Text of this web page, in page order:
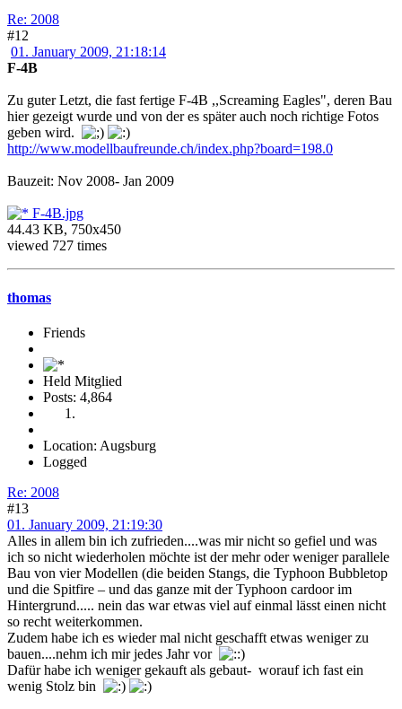
Re: 2008
#12
01. January 2009, 21:18:14
F-4B
Zu guter Letzt, die fast fertige F-4B ,,Screaming Eagles", deren Bau
hier gezeigt wurde und von der es später auch noch richtige Fotos
geben wird.
http://www.modellbaufreunde.ch/index.php?board=198.0
Bauzeit: Nov 2008- Jan 2009
F-4B.jpg
44.43 KB, 750x450
viewed 727 times
thomas
Friends
Held Mitglied
Posts: 4,864
Location: Augsburg
Logged
Re: 2008
#13
01. January 2009, 21:19:30
Alles in allem bin ich zufrieden....was mir nicht so gefiel und was
ich so nicht wiederholen möchte ist der mehr oder weniger parallele
Bau von vier Modellen (die beiden Stangs, die Typhoon Bubbletop
und die Spitfire – und das ganze mit der Typhoon cardoor im
Hintergrund..... nein das war etwas viel auf einmal lässt einen nicht
so recht weiterkommen.
Zudem habe ich es wieder mal nicht geschafft etwas weniger zu
bauen....nehm ich mir jedes Jahr vor
Dafür habe ich weniger gekauft als gebaut- worauf ich fast ein
wenig Stolz bin